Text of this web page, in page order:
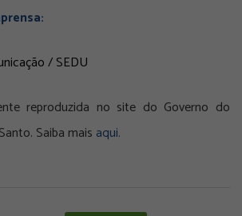
/ SEDU
reproduzida no site do Governo do
Saiba mais aqui.